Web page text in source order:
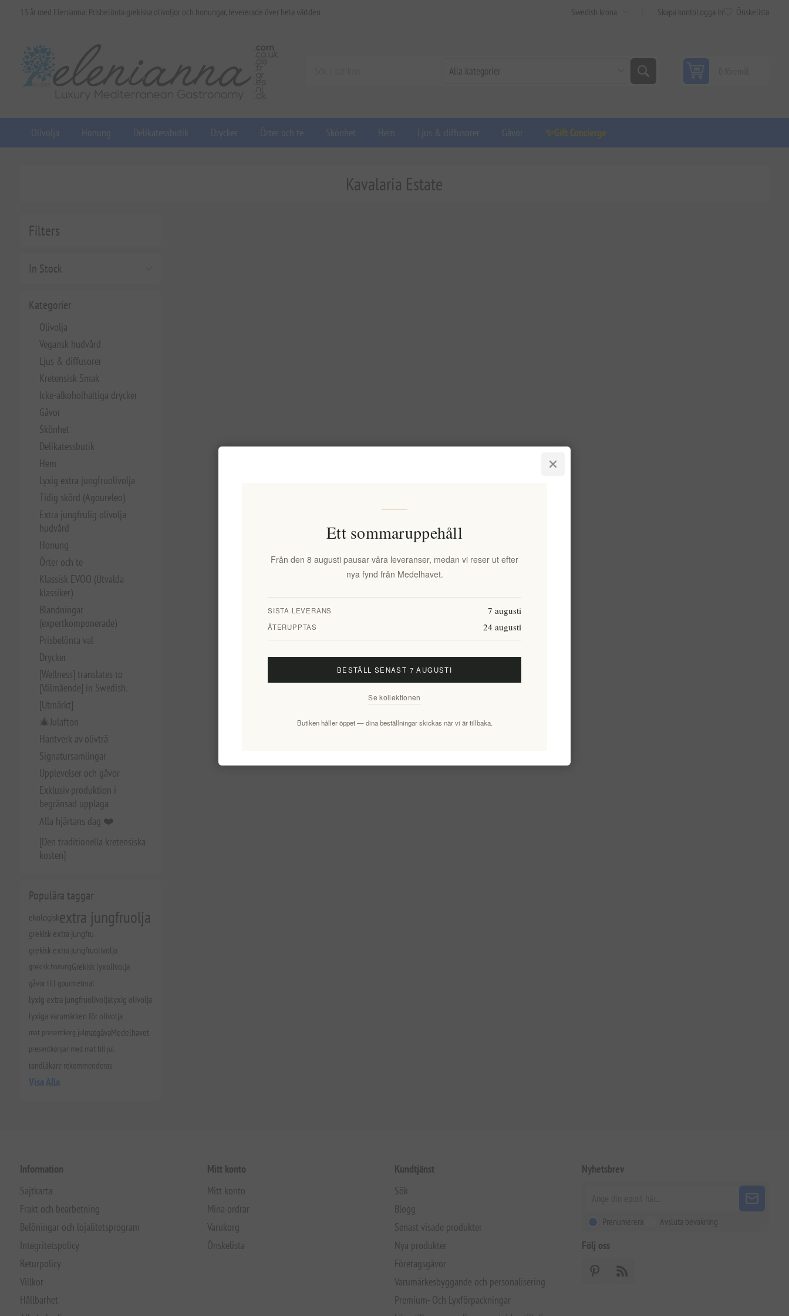
13 år med Elenianna: Prisbelönta grekiska olivoljor och honungar, levererade över hela världen Skapa kontoLogga in Önskelista
Olivolja Honung Delikatessbutik Drycker Örter och te Skönhet Hem Ljus & diffusorer Gåvor ✨Gift Concierge
Filters
In Stock
Kategorier
Olivolja
Vegansk hudvård
Ljus & diffusorer
Kretensisk Smak
Icke-alkoholhaltiga drycker
Gåvor
Skönhet
Delikatessbutik
Hem
Lyxig extra jungfruolivolja
Tidig skörd (Agoureleo)
Extra jungfrulig olivolja
hudvård
Honung
Örter och te
Klassisk EVOO (Utvalda
klassiker)
Blandningar
(expertkomponerade)
Prisbelönta val
Drycker
[Wellness] translates to
[Välmående] in Swedish.
[Utmärkt]
🎄Julafton
Hantverk av olivträ
Signatursamlingar
Upplevelser och gåvor
Exklusiv produktion i
begränsad upplaga
Alla hjärtans dag ❤️
[Den traditionella kretensiska
kosten]
Populära taggar
ekologiskextra jungfruolja
grekisk extra jungfru
grekisk extra jungfruolivolja
grekisk honungGrekisk lyxolivolja
gåvor till gourmetmat
lyxig extra jungfruolivoljalyxig olivolja
lyxiga varumärken för olivolja
mat presentkorg julmatgåvaMedelhavet
presentkorgar med mat till jul
tandläkare rekommenderas
Visa Alla
Kavalaria Estate
Information
Sajtkarta
Frakt och bearbetning
Belöningar och lojalitetsprogram
Integritetspolicy
Returpolicy
Villkor
Hållbarhet
Mitt konto
Mitt konto
Mina ordrar
Varukorg
Önskelista
Kundtjänst
Sök
Blogg
Senast visade produkter
Nya produkter
Företagsgåvor
Varumärkesbyggande och personalisering
Premium- Och Lyxförpackningar
Nyhetsbrev
Prenumerera Avsluta bevakning
Följ oss
Ett sommaruppehåll
Från den 8 augusti pausar våra leveranser, medan vi reser ut efter
nya fynd från Medelhavet.
SISTA LEVERANS 7 augusti
ÅTERUPPTAS 24 augusti
BESTÄLL SENAST 7 AUGUSTI
Se kollektionen
Butiken håller öppet — dina beställningar skickas när vi är tillbaka.